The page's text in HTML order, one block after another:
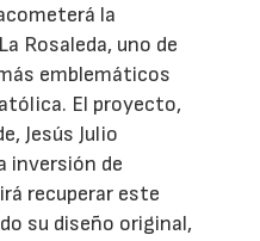
la
Rosaleda, uno de
emblemáticos
El proyecto,
Jesús Julio
inversión de
recuperar este
su diseño original,